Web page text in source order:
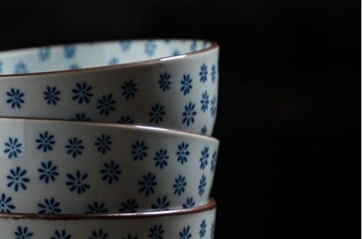
Отзывы0
TOKYO DESIGN - прогрессивная компания, собравшая в
своей команде одних из лучших дизайнеров по предметам
сервировки и посуде. Яркие и интересные орнаменты,
воплощающие в себе культурные особенности стран Азии,
Европы и многих других. Качество фарфора, его дизайн и
формы делают его востребованным и узнаваемым не только
на уровне страны производителя, но и по всему миру.
Высокие технологии и современные инновационные решения
делают в итоге фарфор данного бренда экологически чистым,
прочным, качественным и эстетически приятным.